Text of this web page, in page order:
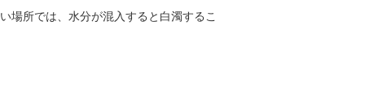
場所では、水分が混入すると白濁するこ